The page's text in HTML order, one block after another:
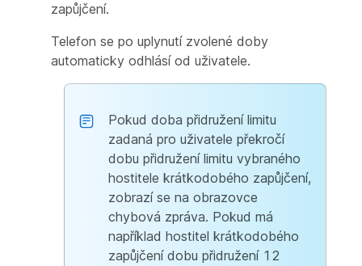
zapůjčení.
Telefon se po uplynutí zvolené doby
automaticky odhlásí od uživatele.
Pokud doba přidružení limitu
zadaná pro uživatele překročí
dobu přidružení limitu vybraného
hostitele krátkodobého zapůjčení,
zobrazí se na obrazovce
chybová zpráva. Pokud má
například hostitel krátkodobého
zapůjčení dobu přidružení 12